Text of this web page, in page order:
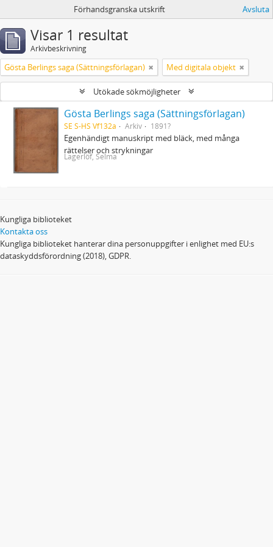
Förhandsgranska utskrift Avsluta
Visar 1 resultat
Arkivbeskrivning
Gösta Berlings saga (Sättningsförlagan) Med digitala objekt
Utökade sökmöjligheter
Gösta Berlings saga (Sättningsförlagan)
SE S-HS Vf132a Arkiv 1891?
Egenhändigt manuskript med bläck, med många
rättelser och strykningar
Lagerlöf, Selma
Kungliga biblioteket
Kontakta oss
Kungliga biblioteket hanterar dina personuppgifter i enlighet med EU:s
dataskyddsförordning (2018), GDPR.